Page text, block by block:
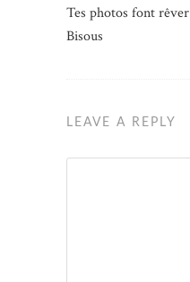
Tes photos font rêver
Bisous
LEAVE A REPLY